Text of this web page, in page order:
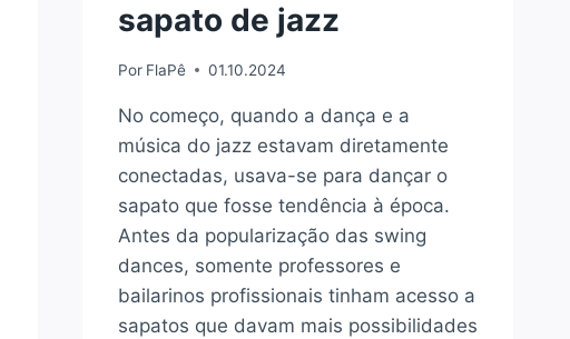
sapato de jazz
Por FlaPê 01.10.2024
No começo, quando a dança e a
música do jazz estavam diretamente
conectadas, usava-se para dançar o
sapato que fosse tendência à época.
Antes da popularização das swing
dances, somente professores e
bailarinos profissionais tinham acesso a
sapatos que davam mais possibilidades